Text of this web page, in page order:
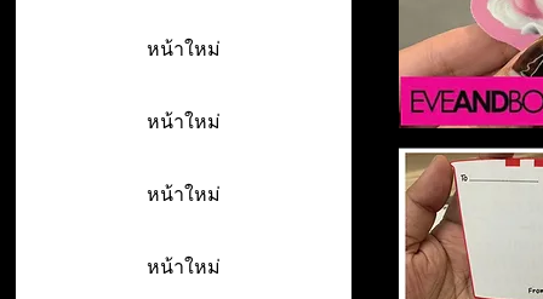
หน้าใหม่
หน้าใหม่
หน้าใหม่
หน้าใหม่